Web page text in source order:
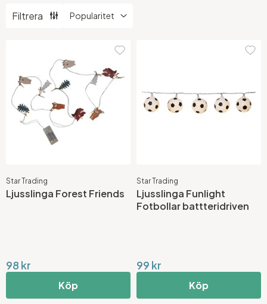
Filtrera
Star Trading
Ljusslinga Forest Friends
98 kr
Köp
Star Trading
Ljusslinga Funlight
Fotbollar battteridriven
99 kr
Köp